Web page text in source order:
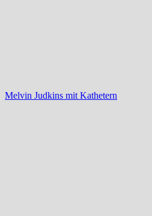
Melvin Judkins mit Kathetern